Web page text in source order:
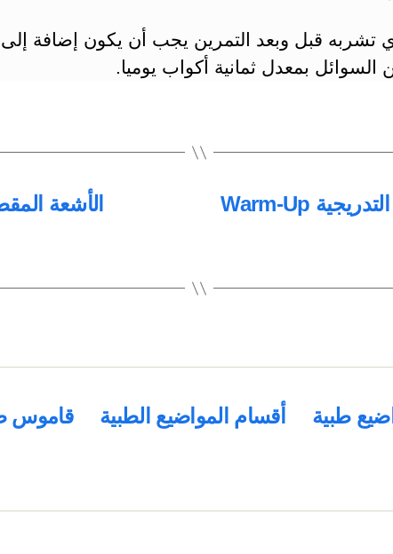
تشربه قبل وبعد التمرين يجب أن يكون إضافة إلى
السوائل بمعدل ثمانية أكواب يوميا.
تمرينات الإحماء أو التسخين و التهدئة التدريجية Warm-Up
طبية أقسام المواضيع الطبية قاموس